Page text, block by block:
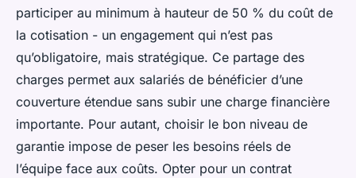
participer au minimum à hauteur de 50 % du coût de
la cotisation - un engagement qui n’est pas
qu’obligatoire, mais stratégique. Ce partage des
charges permet aux salariés de bénéficier d’une
couverture étendue sans subir une charge financière
importante. Pour autant, choisir le bon niveau de
garantie impose de peser les besoins réels de
l’équipe face aux coûts. Opter pour un contrat